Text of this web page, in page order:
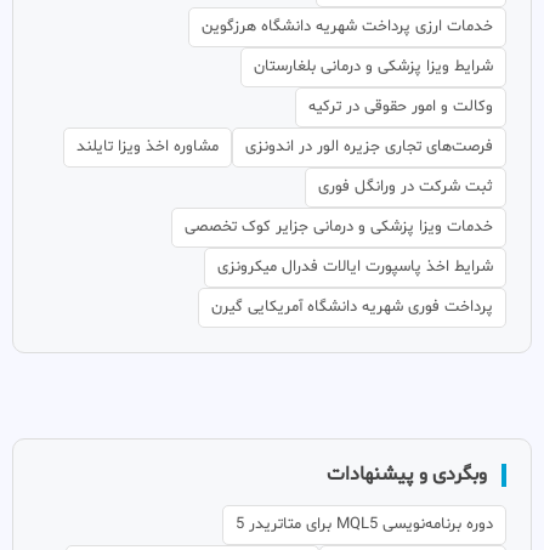
خدمات ارزی پرداخت شهریه دانشگاه هرزگوین
شرایط ویزا پزشکی و درمانی بلغارستان
وکالت و امور حقوقی در ترکیه
فرصت‌های تجاری جزیره الور در اندونزی
مشاوره اخذ ویزا تایلند
ثبت شرکت در ورانگل فوری
خدمات ویزا پزشکی و درمانی جزایر کوک تخصصی
شرایط اخذ پاسپورت ایالات فدرال میکرونزی
پرداخت فوری شهریه دانشگاه آمریکایی گیرن
وبگردی و پیشنهادات
دوره برنامه‌نویسی MQL5 برای متاتریدر 5